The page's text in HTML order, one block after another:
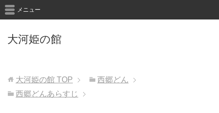
大河姫の館
メニュー
大河姫の館 TOP
西郷どん
西郷どんあらすじ